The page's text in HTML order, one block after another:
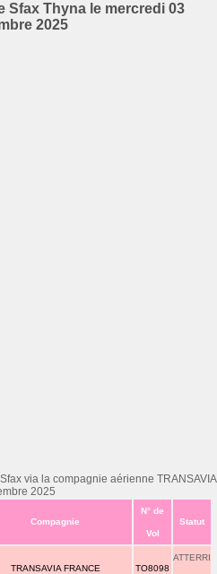
Sfax Thyna le mercredi 03
2025
via la compagnie aérienne TRANSAVIA
2025
Compagnie
N° de
Vol
Statut
TRANSAVIA FRANCE TO8098
ATTERRI